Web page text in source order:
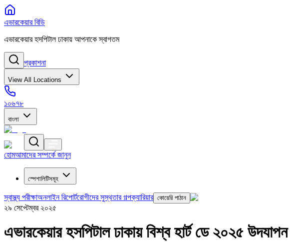
এভারকেয়ার বিডি
এভারকেয়ার হসপিটাল ঢাকায় আপনাকে স্বাগতম
প্রকাশনা
View All Locations
১০৬৭৮
বাংলা
হোমআমাদের সম্পর্কে জানুন
স্পেশালিটিসমূহ
স্বাস্থ্য পরীক্ষাঅনলাইন রিপোর্টরোগীদের সুস্থতার গল্পক্যারিয়ার কোয়েরি পাঠান
২৯ সেপ্টেম্বর ২০২৫
এভারকেয়ার হসপিটাল ঢাকায় বিশ্ব হার্ট ডে ২০২৫ উদযাপন